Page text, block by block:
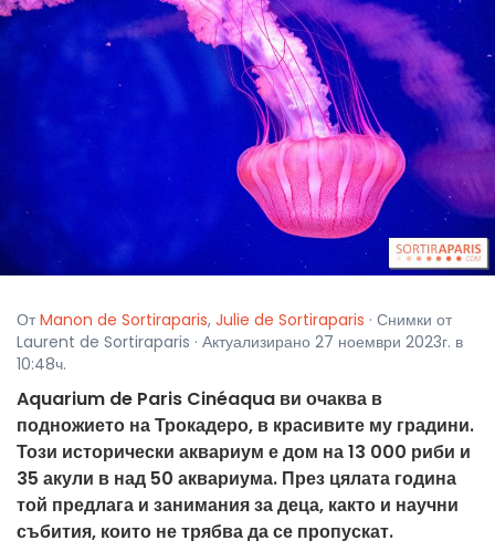
От Manon de Sortiraparis, Julie de Sortiraparis · Снимки от
Laurent de Sortiraparis · Актуализирано 27 ноември 2023г. в
10:48ч.
Aquarium de Paris Cinéaqua ви очаква в
подножието на Трокадеро, в красивите му градини.
Този исторически аквариум е дом на 13 000 риби и
35 акули в над 50 аквариума. През цялата година
той предлага и занимания за деца, както и научни
събития, които не трябва да се пропускат.